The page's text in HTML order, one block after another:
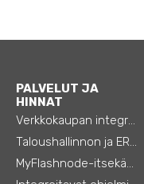
PALVELUT JA
HINNAT